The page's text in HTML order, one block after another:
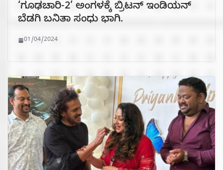
‘ಗೂಢಚಾರಿ-2’ ಅಂಗಳಕ್ಕೆ ಬ್ರಿಟನ್ ಇಂಡಿಯನ್
ಬೆಡಗಿ ಬನಿತಾ ಸಂಧು ಭಾಗಿ.
01/04/2024